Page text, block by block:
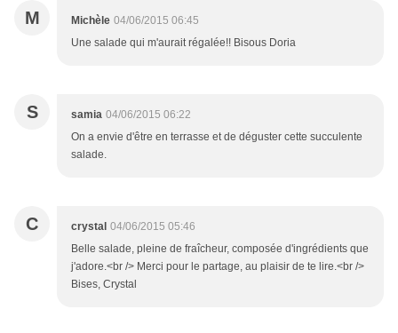
M Michèle 04/06/2015 06:45
Une salade qui m'aurait régalée!! Bisous Doria
S samia 04/06/2015 06:22
On a envie d'être en terrasse et de déguster cette succulente
salade.
C crystal 04/06/2015 05:46
Belle salade, pleine de fraîcheur, composée d'ingrédients que
j'adore.<br /> Merci pour le partage, au plaisir de te lire.<br />
Bises, Crystal